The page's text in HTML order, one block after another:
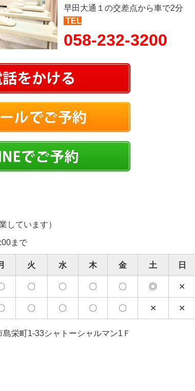
早田大通１の交差点から車で2分
TEL
058-232-3200
しています）
まで
火 水 木 金 土 日
〇 〇 〇 〇 ◎ ✕
〇 〇 〇 〇 ✕ ✕
栄町1-33シャトーシャルマン1Ｆ